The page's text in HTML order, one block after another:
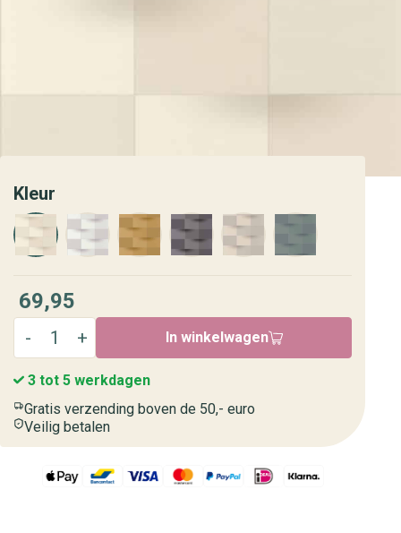
Kleur
69,95
In winkelwagen
3 tot 5 werkdagen
Gratis verzending boven de 50,- euro
Veilig betalen